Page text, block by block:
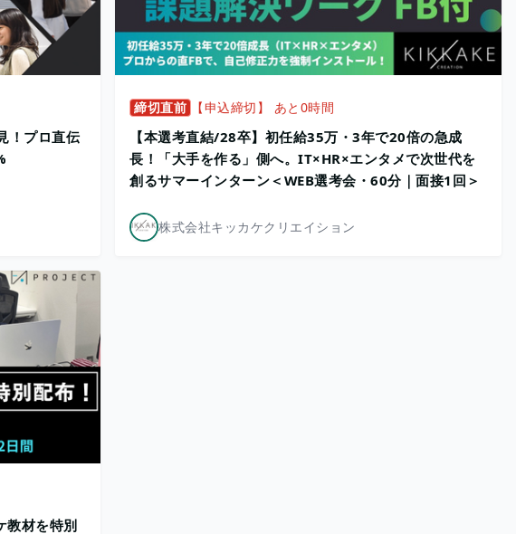
！プロ直伝
締切直前 【申込締切】 あと0時間
【本選考直結/28卒】初任給35万・3年で20倍の急成
長！「大手を作る」側へ。IT×HR×エンタメで次世代を
創るサマーインターン＜WEB選考会・60分｜面接1回＞
株式会社キッカケクリエイション
教材を特別